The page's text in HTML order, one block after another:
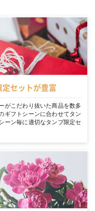
セットが豊富
がこだわり抜いた商品を数多
ギフトシーンに合わせてタン
ーン毎に適切なタンプ限定セ